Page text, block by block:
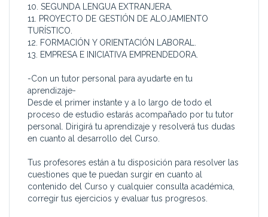
que se hayan acordado para
obtener los resultados
económicos esperados,
prestando servicio
directamente en el área de
mayor satisfacción óptima
posible al cliente.
-¿Cuáles son los
destinatarios del curso?-
actividad en el sector
turístico, se hallen vinculados
con el sector de los
alojamientos, y quieran
* Recepcionista.
* Encargado de
* Gobernante/a.
* Subgobernante/a.
lencería.
* Promotor de alojamiento.
* Encargado de camping.
* Recepcionista de camping.
de Empleo propia de CCC y
de otras bolsas de empleo
asociadas con las que
tenemos acuerdos de
10. SEGUNDA LENGUA EXTRANJERA.
11. PROYECTO DE GESTIÓN DE ALOJAMIENTO
TURÍSTICO.
12. FORMACIÓN Y ORIENTACIÓN LABORAL.
13. EMPRESA E INICIATIVA EMPRENDEDORA.
-Con un tutor personal para ayudarte en tu
aprendizaje-
Desde el primer instante y a lo largo de todo el
proceso de estudio estarás acompañado por tu tutor
personal. Dirigirá tu aprendizaje y resolverá tus dudas
en cuanto al desarrollo del Curso.
Tus profesores están a tu disposición para resolver las
cuestiones que te puedan surgir en cuanto al
contenido del Curso y cualquier consulta académica,
corregir tus ejercicios y evaluar tus progresos.